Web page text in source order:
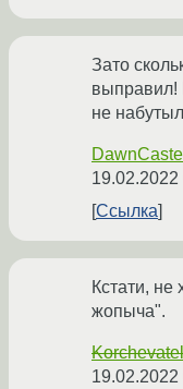
Зато
выправил!
не
Ссылка
Кстати, не
жопыча".
Korchevatel